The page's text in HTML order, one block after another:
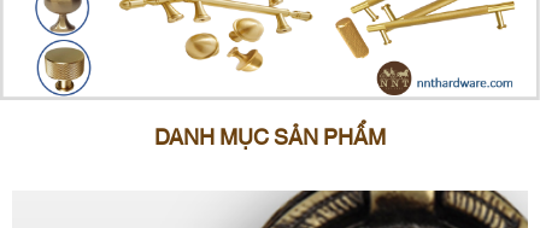
DANH MỤC SẢN PHẨM